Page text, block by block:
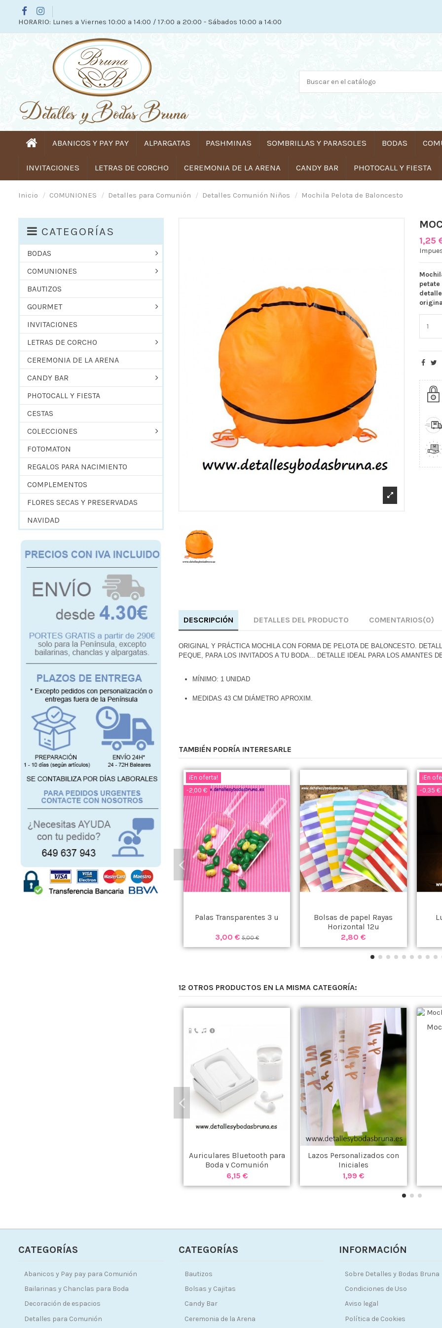
HORARIO: Lunes a Viernes 10:00 a 14:00 / 17:00 a 20:00 - Sábados 10:00 a 14:00
ABANICOS Y PAY PAY ALPARGATAS PASHMINAS SOMBRILLAS Y PARASOLES BODAS
INVITACIONES LETRAS DE CORCHO CEREMONIA DE LA ARENA CANDY BAR PHOTOCALL Y FIESTA
Inicio COMUNIONES Detalles para Comunión Detalles Comunión Niños Mochila Pelota de Baloncesto
1,25
DESCRIPCIÓN DETALLES DEL PRODUCTO COMENTARIOS(0)
ORIGINAL Y PRÁCTICA MOCHILA CON FORMA DE PELOTA DE BALONCESTO.
PEQUE, PARA LOS INVITADOS A TU BODA... DETALLE IDEAL PARA LOS AMANTES
MÍNIMO: 1 UNIDAD
MEDIDAS 43 CM DIÁMETRO APROXIM.
TAMBIÉN PODRÍA INTERESARLE
¡En oferta!
-2,00 €
Palas Transparentes 3 u
3,00 €5,00 €
Bolsas de papel Rayas
Horizontal 12u
2,80 €
¡En
-0,35 €
12 OTROS PRODUCTOS EN LA MISMA CATEGORÍA:
Auriculares Bluetooth para
Boda y Comunión
6,15 €
Lazos Personalizados con
Iniciales
1,99 €
CATEGORÍAS
BODAS
COMUNIONES
BAUTIZOS
GOURMET
INVITACIONES
LETRAS DE CORCHO
CEREMONIA DE LA ARENA
CANDY BAR
PHOTOCALL Y FIESTA
CESTAS
COLECCIONES
FOTOMATON
REGALOS PARA NACIMIENTO
COMPLEMENTOS
FLORES SECAS Y PRESERVADAS
NAVIDAD
CATEGORÍAS
Abanicos y Pay pay para Comunión
Bailarinas y Chanclas para Boda
Decoración de espacios
Detalles para Comunión
CATEGORÍAS
Bautizos
Bolsas y Cajitas
Candy Bar
Ceremonia de la Arena
INFORMACIÓN
Sobre Detalles y Bodas Bruna
Condiciones de Uso
Aviso legal
Política de Cookies